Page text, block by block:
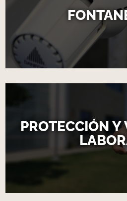
PROTECCIÓN Y